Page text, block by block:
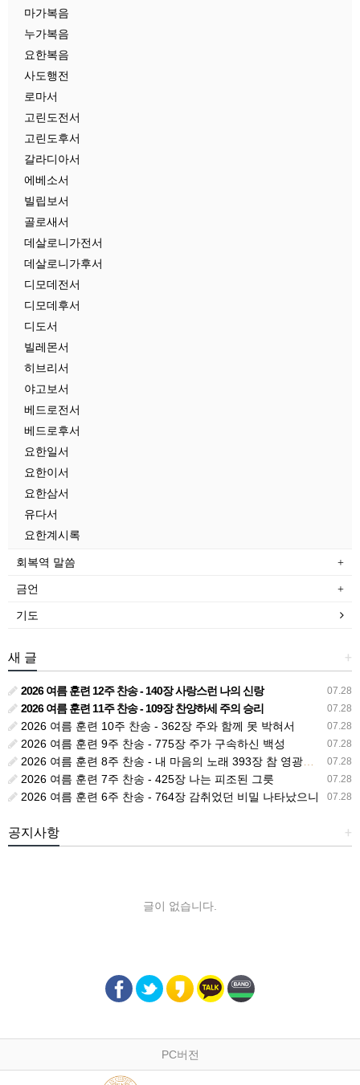
마가복음
누가복음
요한복음
사도행전
로마서
고린도전서
고린도후서
갈라디아서
에베소서
빌립보서
골로새서
데살로니가전서
데살로니가후서
디모데전서
디모데후서
디도서
빌레몬서
히브리서
야고보서
베드로전서
베드로후서
요한일서
요한이서
요한삼서
유다서
요한계시록
회복역 말씀
금언
기도
+
새 글
07.28
2026 여름 훈련 12주 찬송 - 140장 사랑스런 나의 신랑
07.28
2026 여름 훈련 11주 찬송 - 109장 찬양하세 주의 승리
07.28
2026 여름 훈련 10주 찬송 - 362장 주와 함께 못 박혀서
07.28
2026 여름 훈련 9주 찬송 - 775장 주가 구속하신 백성
07.28
2026 여름 훈련 8주 찬송 - 내 마음의 노래 393장 참 영광스런 우리 왕
07.28
2026 여름 훈련 7주 찬송 - 425장 나는 피조된 그릇
07.28
2026 여름 훈련 6주 찬송 - 764장 감취었던 비밀 나타났으니
+
공지사항
글이 없습니다.
PC버전